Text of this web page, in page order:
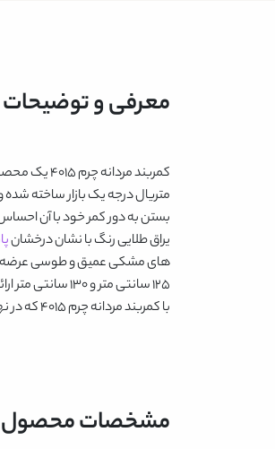
معرفی و
کمربند مردانه چرم 4015 یک
متریال درجه یک بازار ساخته
بستن به دور کمر خود با آن
یراق طلایی رنگ با نشان درخشان
هایمشکی عمیق و طوسی
125 سانتی متر و 130 سانتی متر ارائه شده است تا بیشتر سایز کمرهای مردان را پوشش دهد.
باکمربند مردانه چرم 4015 که در
مشخصات محصول